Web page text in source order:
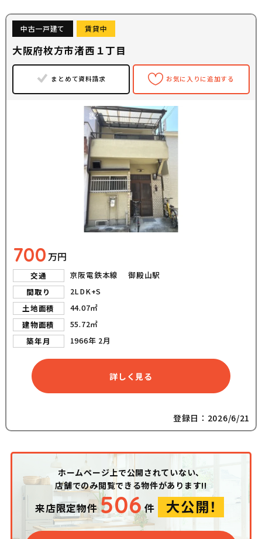
中古一戸建て 賃貸中
大阪府枚方市渚西１丁目
まとめて資料請求 お気に入りに追加する
700万円
交通
京阪電鉄本線 御殿山駅
間取り
2LDK+S
土地面積
44.07㎡
建物面積
55.72㎡
築年月
1966年 2月
詳しく見る
登録日：2026/6/21
ホームページ上で公開されていない、
店舗でのみ閲覧できる物件があります!!
来店限定物件 506 件 大公開！